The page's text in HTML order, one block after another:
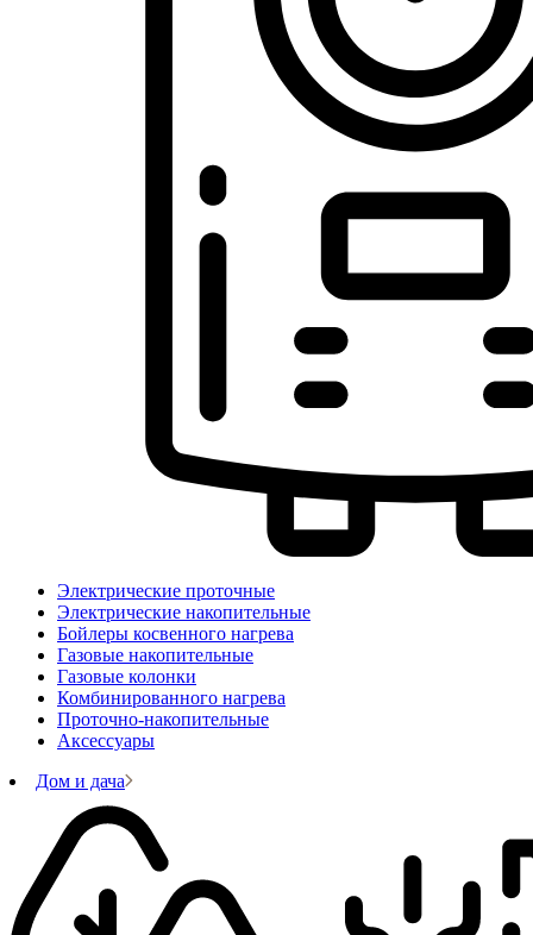
Электрические проточные
Электрические накопительные
Бойлеры косвенного нагрева
Газовые накопительные
Газовые колонки
Комбинированного нагрева
Проточно-накопительные
Аксессуары
Дом и дача